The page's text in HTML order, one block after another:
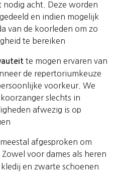
acht. Deze worden
en indien mogelijk
van de koorleden om zo
te bereiken
te mogen ervaren van
de repertoriumkeuze
voorkeur. We
slechts in
afwezig is op
afgesproken om
voor dames als heren
en zwarte schoenen